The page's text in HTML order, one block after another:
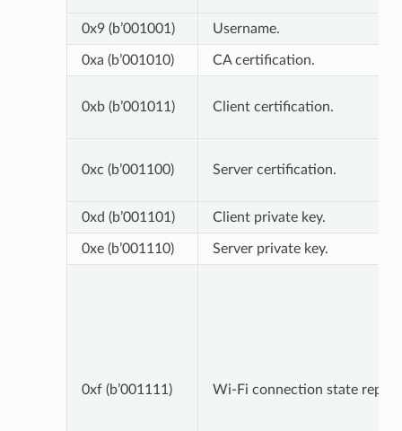
0x9 (b’001001) Username.
0xa (b’001010) CA certification.
0xb (b’001011) Client certification.
0xc (b’001100) Server certification.
0xd (b’001101) Client private key.
0xe (b’001110) Server private key.
0xf (b’001111) Wi-Fi connection state